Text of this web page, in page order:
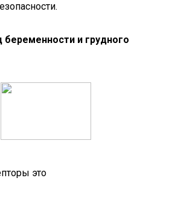
и грудного
это